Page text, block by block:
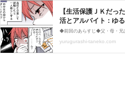
【生活保護ＪＫだっ
活とアルバイト : ゆ
際16年の熟成婚夫婦×
ターの日常］
yurugurashi-taneko.com